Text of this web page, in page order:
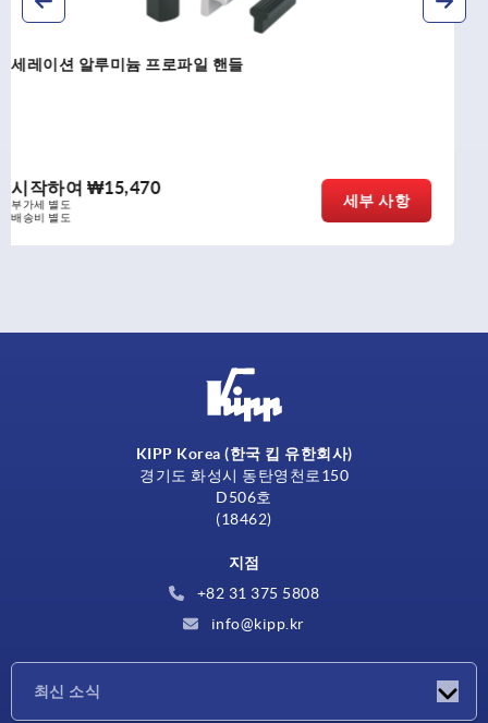
스테인레스 프로파일 핸들
시작하여₩118,790
부가세 별도
배송비 별도
세부 사항
KIPP Korea (한국 킵 유한회사)
경기도 화성시 동탄영천로150
D506호
(18462)
지점
+82 31 375 5808
info@kipp.kr
최신 소식